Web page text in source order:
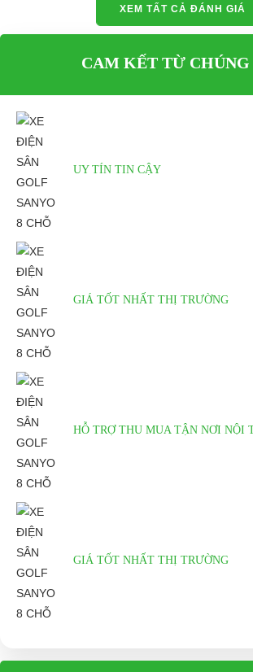
XEM TẤT CẢ ĐÁNH GIÁ
CAM KẾT TỪ
UY TÍN TIN CẬY
GIÁ TỐT NHẤT THỊ TRƯỜNG
HỖ TRỢ THU MUA TẬN NƠI NỘI
GIÁ TỐT NHẤT THỊ TRƯỜNG